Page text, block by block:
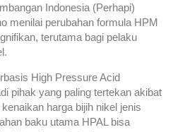
Indonesia (Perhapi)
menilai perubahan formula HPM
terutama bagi pelaku
High Pressure Acid
pihak yang paling tertekan akibat
harga bijih nikel jenis
baku utama HPAL bisa